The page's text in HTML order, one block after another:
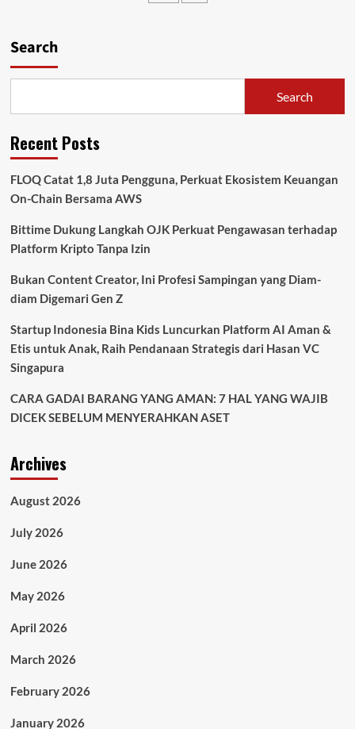
Search
Search
Recent Posts
FLOQ Catat 1,8 Juta Pengguna, Perkuat Ekosistem Keuangan
On-Chain Bersama AWS
Bittime Dukung Langkah OJK Perkuat Pengawasan terhadap
Platform Kripto Tanpa Izin
Bukan Content Creator, Ini Profesi Sampingan yang Diam-
diam Digemari Gen Z
Startup Indonesia Bina Kids Luncurkan Platform AI Aman &
Etis untuk Anak, Raih Pendanaan Strategis dari Hasan VC
Singapura
CARA GADAI BARANG YANG AMAN: 7 HAL YANG WAJIB
DICEK SEBELUM MENYERAHKAN ASET
Archives
August 2026
July 2026
June 2026
May 2026
April 2026
March 2026
February 2026
January 2026